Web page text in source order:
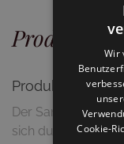
Der Sandro Dining
sich durch ein
Wir
Cookie-